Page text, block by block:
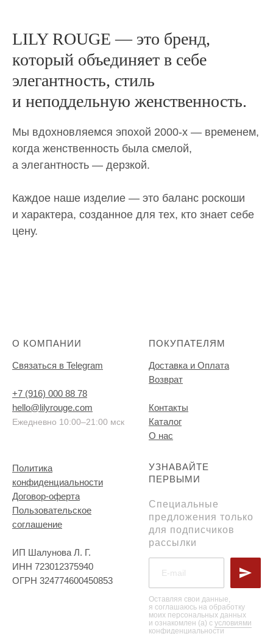
LILY ROUGE — это бренд,
который объединяет в себе
элегантность, стиль
и неподдельную женственность.
Мы вдохновляемся эпохой 2000-х — временем,
когда женственность была смелой,
а элегантность — дерзкой.
Каждое наше изделие — это баланс роскоши
и характера, созданное для тех, кто знает себе
цену.
О КОМПАНИИ
Связаться в Telegram
+7 (916) 000 88 78
hello@lilyrouge.com
Ежедневно 10:00–21:00 мск
ПОКУПАТЕЛЯМ
Доставка и Оплата
Возврат
Контакты
Каталог
О нас
Политика
конфиденциальности
Договор-оферта
Пользовательское
соглашение
ИП Шалунова Л. Г.
ИНН 723012375940
ОГРН 324774600450853
УЗНАВАЙТЕ
ПЕРВЫМИ
Специальные
предложения только
для подписчиков
рассылки
Оставляя свои данные,
я соглашаюсь на обработку
моих персональных данных
и ознакомлен (а) с условиями
конфиденциальности